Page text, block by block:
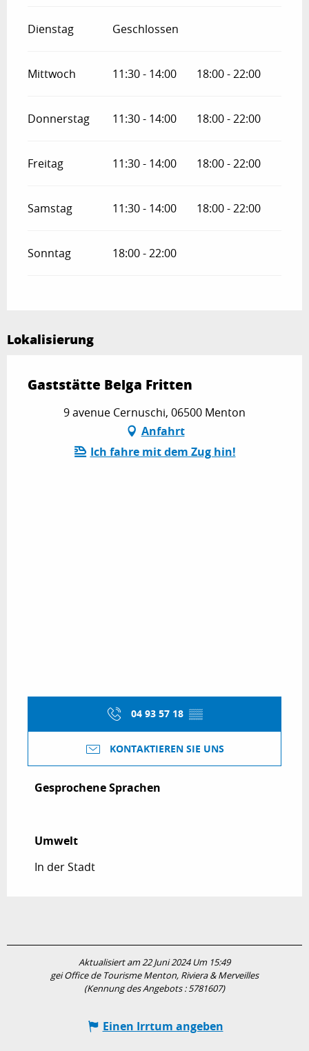
Dienstag Geschlossen
Mittwoch 11:30 - 14:00 18:00 - 22:00
Donnerstag 11:30 - 14:00 18:00 - 22:00
Freitag 11:30 - 14:00 18:00 - 22:00
Samstag 11:30 - 14:00 18:00 - 22:00
Sonntag 18:00 - 22:00
Lokalisierung
Gaststätte Belga Fritten
9 avenue Cernuschi, 06500 Menton
Anfahrt
Ich fahre mit dem Zug hin!
04 93 57 18 ▒▒
KONTAKTIEREN SIE UNS
Gesprochene Sprachen
Gesprochene Sprachen
Umwelt
Umwelt
In der Stadt
Aktualisiert am 22 Juni 2024 Um 15:49
gei Office de Tourisme Menton, Riviera & Merveilles
(Kennung des Angebots :5781607)
Einen Irrtum angeben